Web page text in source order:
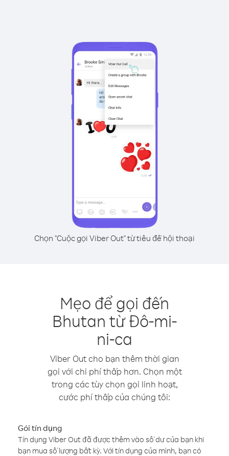
Chọn "Cuộc gọi Viber Out" từ tiêu đề hội thoại
Mẹo để gọi đến
Bhutan từ Đô-mi-
ni-ca
Viber Out cho bạn thêm thời gian
gọi với chi phí thấp hơn. Chọn một
trong các tùy chọn gọi linh hoạt,
cước phí thấp của chúng tôi:
Gói tín dụng
Tín dụng Viber Out đã được thêm vào số dư của bạn khi
bạn mua số lượng bất kỳ. Với tín dụng của mình, bạn có